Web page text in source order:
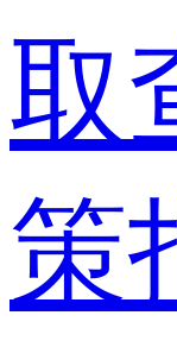
取
策